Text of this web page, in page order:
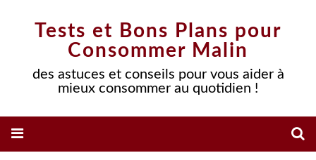
Tests et Bons Plans pour
Consommer Malin
des astuces et conseils pour vous aider à
mieux consommer au quotidien !